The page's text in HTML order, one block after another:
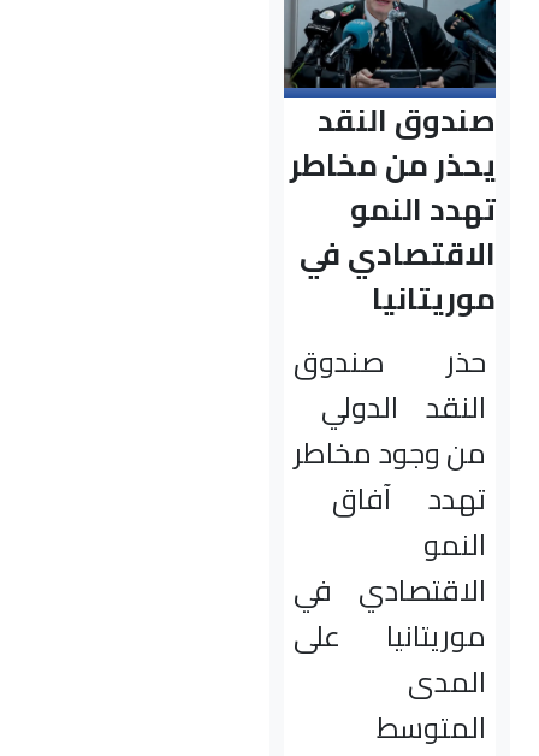
صندوق النقد
يحذر من مخاطر
تهدد النمو
الاقتصادي في
موريتانيا
حذر صندوق
النقد الدولي
من وجود مخاطر
تهدد آفاق
النمو
الاقتصادي في
موريتانيا على
المدى
المتوسط